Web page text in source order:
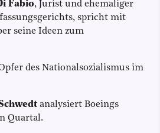
Fabio, Jurist und ehemaliger
spricht mit
seine Ideen zum
des National­sozia­lismus im
analysiert Boeings
Quartal.